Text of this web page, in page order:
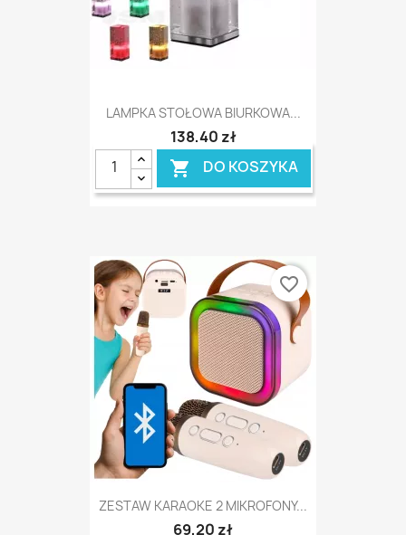
LAMPKA STOŁOWA BIURKOWA...
138,40 zł
 DO KOSZYKA
ZESTAW KARAOKE 2 MIKROFONY...
69,20 zł
favorite_border